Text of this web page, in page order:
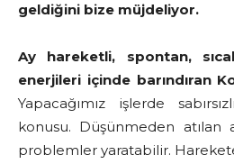
geldiğini bize müjdeliyor.
Ay hareketli, spontan,
enerjileri içinde barındıran
Yapacağımız işlerde
konusu. Düşünmeden atılan
problemler yaratabilir.